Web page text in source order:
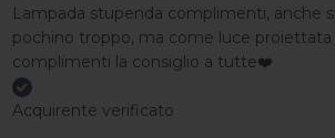
Lampada stupenda complimenti, anche
pochino troppo, ma come luce
complimenti la consiglio a tutte❤️
Acquirente verificato